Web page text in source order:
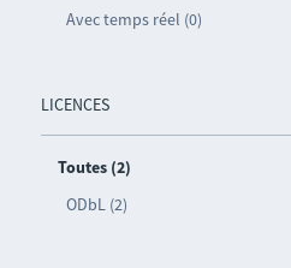
Avec temps réel (0)
LICENCES
Toutes (2)
ODbL (2)